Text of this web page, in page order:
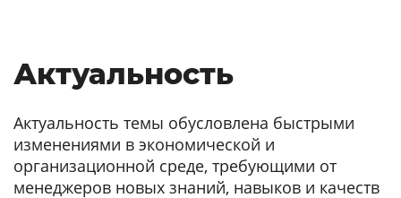
Актуальность
Актуальность темы обусловлена быстрыми
изменениями в экономической и
организационной среде, требующими от
менеджеров новых знаний, навыков и качеств